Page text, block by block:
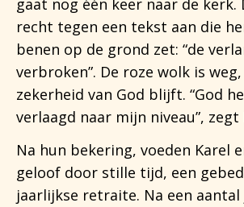
gaat nog één keer naar de
recht tegen een tekst aan die
benen op de grond zet: “de
verbroken”. De roze wolk is
zekerheid van God blijft. “God
verlaagd naar mijn niveau”, zegt
Na hun bekering, voeden Karel
geloof door stille tijd, een
jaarlijkse retraite. Na een aantal